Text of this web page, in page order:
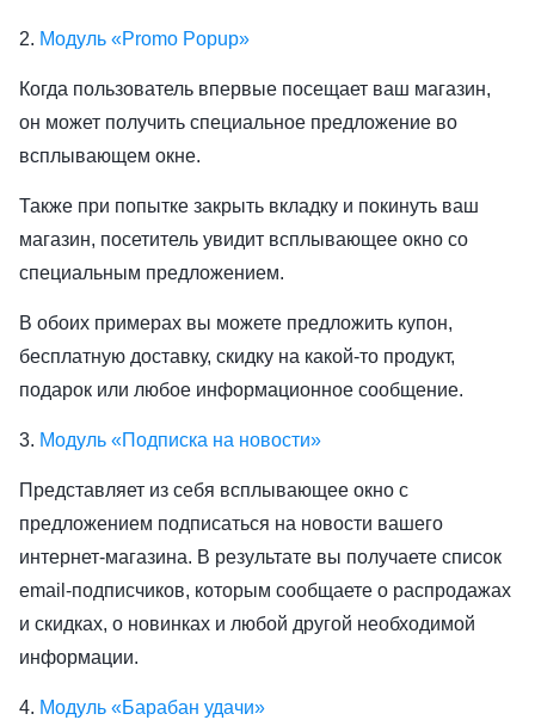
2. Модуль «Promo Popup»
Когда пользователь впервые посещает ваш магазин,
он может получить специальное предложение во
всплывающем окне.
Также при попытке закрыть вкладку и покинуть ваш
магазин, посетитель увидит всплывающее окно со
специальным предложением.
В обоих примерах вы можете предложить купон,
бесплатную доставку, скидку на какой-то продукт,
подарок или любое информационное сообщение.
3. Модуль «Подписка на новости»
Представляет из себя всплывающее окно с
предложением подписаться на новости вашего
интернет-магазина. В результате вы получаете список
email-подписчиков, которым сообщаете о распродажах
и скидках, о новинках и любой другой необходимой
информации.
4. Модуль «Барабан удачи»